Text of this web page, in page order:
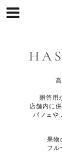
贈答用
店舗内に
パフェや
果
フ